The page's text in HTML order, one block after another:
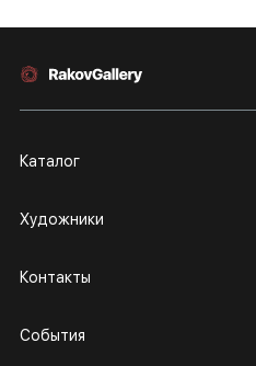
Каталог
Художники
Контакты
События